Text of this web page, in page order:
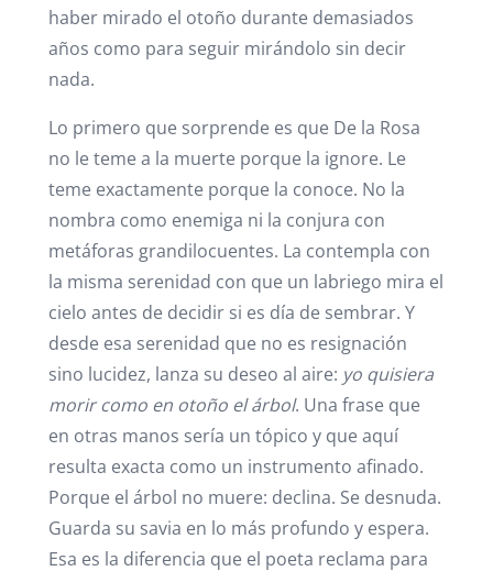
haber mirado el otoño durante demasiados
años como para seguir mirándolo sin decir
nada.
Lo primero que sorprende es que De la Rosa
no le teme a la muerte porque la ignore. Le
teme exactamente porque la conoce. No la
nombra como enemiga ni la conjura con
metáforas grandilocuentes. La contempla con
la misma serenidad con que un labriego mira el
cielo antes de decidir si es día de sembrar. Y
desde esa serenidad que no es resignación
sino lucidez, lanza su deseo al aire: yo quisiera
morir como en otoño el árbol. Una frase que
en otras manos sería un tópico y que aquí
resulta exacta como un instrumento afinado.
Porque el árbol no muere: declina. Se desnuda.
Guarda su savia en lo más profundo y espera.
Esa es la diferencia que el poeta reclama para